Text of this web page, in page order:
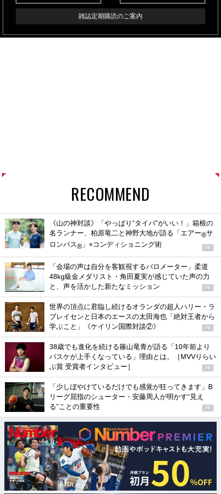
雑誌定期購読のご案内
RECOMMEND
《山の神対談》「やっぱり“タイパ”がいい！」箱根の
名ランナー、柏原竜二と神野大地が語る「エアー®サ
ロンパス® 」×コンディショニング術 PR
「会場の声は自分を客観視するバロメーター」柔道
48kg級金メダリスト・角田夏実が感じていた声の力
と、声を活かした新たなミッション
PR
世界の頂点に君臨し続けるオランダの超人ハリー・ラ
ブレイセンと日本のエースの太田海也「絶対王者から
学ぶこと」《ケイリン国際対談②》
PR
38歳でも進化を続ける篠山竜青が語る「10年前より
バスケが上手くなっている」理由とは。［MVVりらい
ぶ賞 受賞者インタビュー］
PR
「少しぼやけているだけでも感覚が狂ってきます」B
リーグ屈指のシューター・安藤周人が明かす“見え
る”ことの重要性
PR